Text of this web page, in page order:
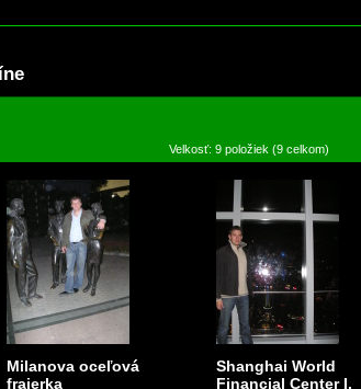
Velkosť: 9 položiek (9 celkom)
Milanova oceľová
frajerka
Shanghai World
Financial Center I.